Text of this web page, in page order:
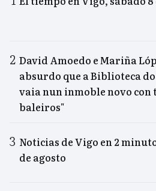
David Amoedo e Mariña
absurdo que a Biblioteca
vaia nun inmoble novo con
baleiros"
Noticias de Vigo en 2
de agosto